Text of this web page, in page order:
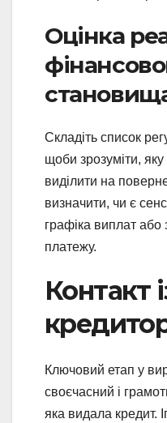
Оцінка
Складіть список
щоби зрозуміти,
виділити на
визначити, чи є
графіка виплат
платежу.
Контакт
Ключовий етап у
своєчасний і
яка видала кредит.